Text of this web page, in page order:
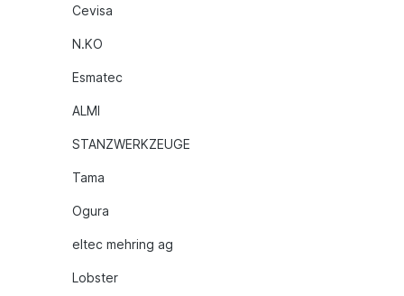
Cevisa
N.KO
Esmatec
ALMI
STANZWERKZEUGE
Tama
Ogura
eltec mehring ag
Lobster